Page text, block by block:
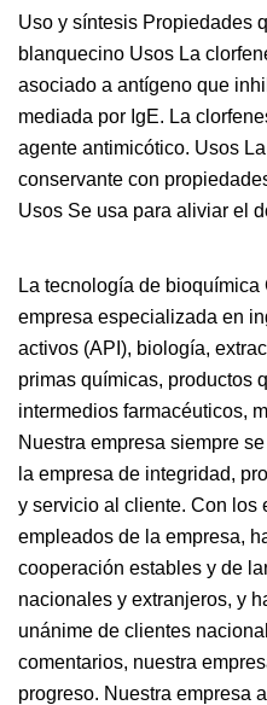
Uso y síntesis Propiedades
blanquecino Usos La
asociado a antígeno que
mediada por IgE. La
agente antimicótico. Usos
conservante con
Usos Se usa para aliviar el
La tecnología de
empresa especializada en
activos (API), biología,
primas químicas, productos
intermedios farmacéuticos,
Nuestra empresa siempre
la empresa de integridad,
y servicio al cliente. Con los
empleados de la empresa,
cooperación estables y de
nacionales y extranjeros, y
unánime de clientes
comentarios, nuestra
progreso. Nuestra empresa